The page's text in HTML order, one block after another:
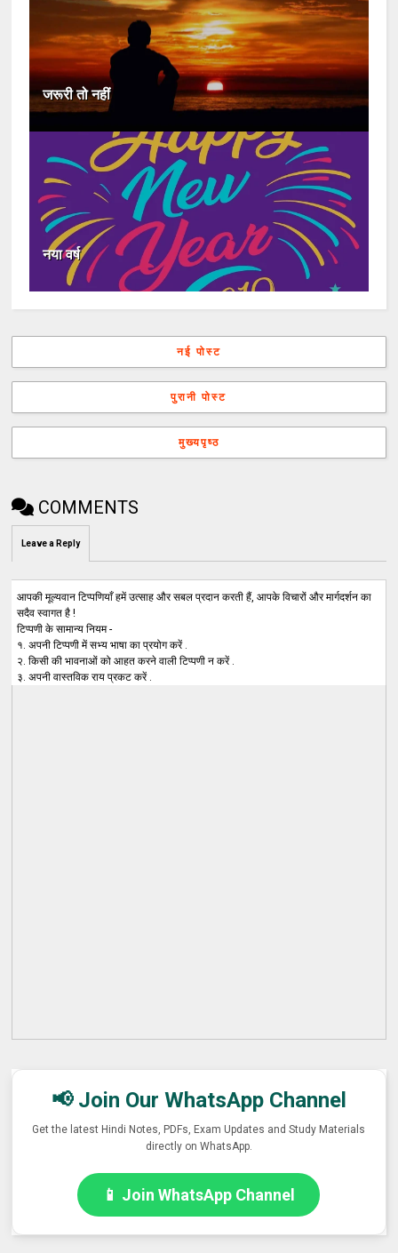
जरूरी तो नहीं
नया वर्ष
नई पोस्ट
पुरानी पोस्ट
मुख्यपृष्ठ
COMMENTS
Leave a Reply
आपकी मूल्यवान टिप्पणियाँ हमें उत्साह और सबल प्रदान करती हैं, आपके विचारों और मार्गदर्शन का
सदैव स्वागत है !
टिप्पणी के सामान्य नियम -
१. अपनी टिप्पणी में सभ्य भाषा का प्रयोग करें .
२. किसी की भावनाओं को आहत करने वाली टिप्पणी न करें .
३. अपनी वास्तविक राय प्रकट करें .
📢 Join Our WhatsApp Channel
Get the latest Hindi Notes, PDFs, Exam Updates and Study Materials
directly on WhatsApp.
📱 Join WhatsApp Channel